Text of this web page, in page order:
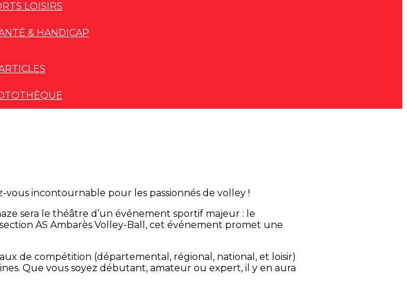
LOISIRS
& HANDICAP
incontournable pour les passionnés de volley !
sera le théâtre d’un événement sportif majeur : le
AS Ambarès Volley-Ball, cet événement promet une
de compétition (départemental, régional, national, et loisir)
Que vous soyez débutant, amateur ou expert, il y en aura